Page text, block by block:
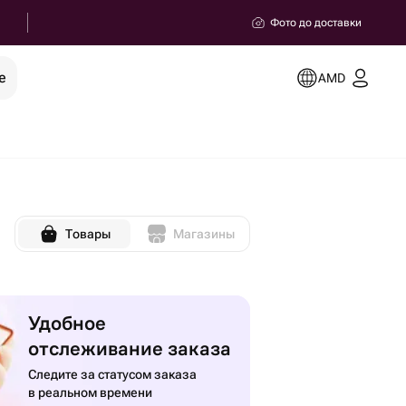
Фото до доставки
AMD
Товары Магазины
Удобное
отслеживание заказа
Следите за статусом заказа
в реальном времени